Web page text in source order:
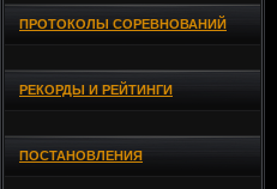
ПРОТОКОЛЫ СОРЕВНОВАНИЙ
РЕКОРДЫ И РЕЙТИНГИ
ПОСТАНОВЛЕНИЯ